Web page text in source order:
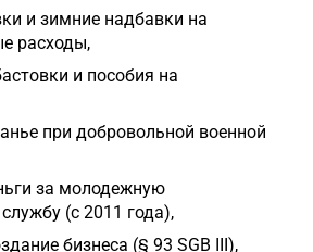
и зимние надбавки на
расходы,
и пособия на
при добровольной военной
за молодежную
(с 2011 года),
бизнеса (§ 93 SGB III),